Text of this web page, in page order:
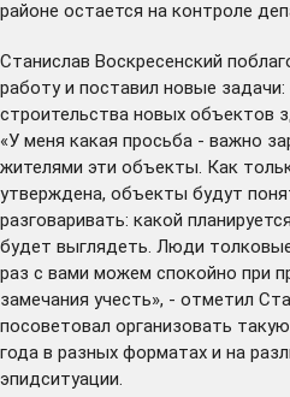
районе остается на контроле
Станислав Воскресенский
работу и поставил новые
строительства новых объектов
«У меня какая просьба - важно
жителями эти объекты. Как
утверждена, объекты будут
разговаривать: какой
будет выглядеть. Люди
раз с вами можем спокойно при
замечания учесть», - отметил
посоветовал организовать
года в разных форматах и на
эпидситуации.